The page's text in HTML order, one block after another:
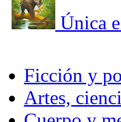
Única
Ficción y
Artes,